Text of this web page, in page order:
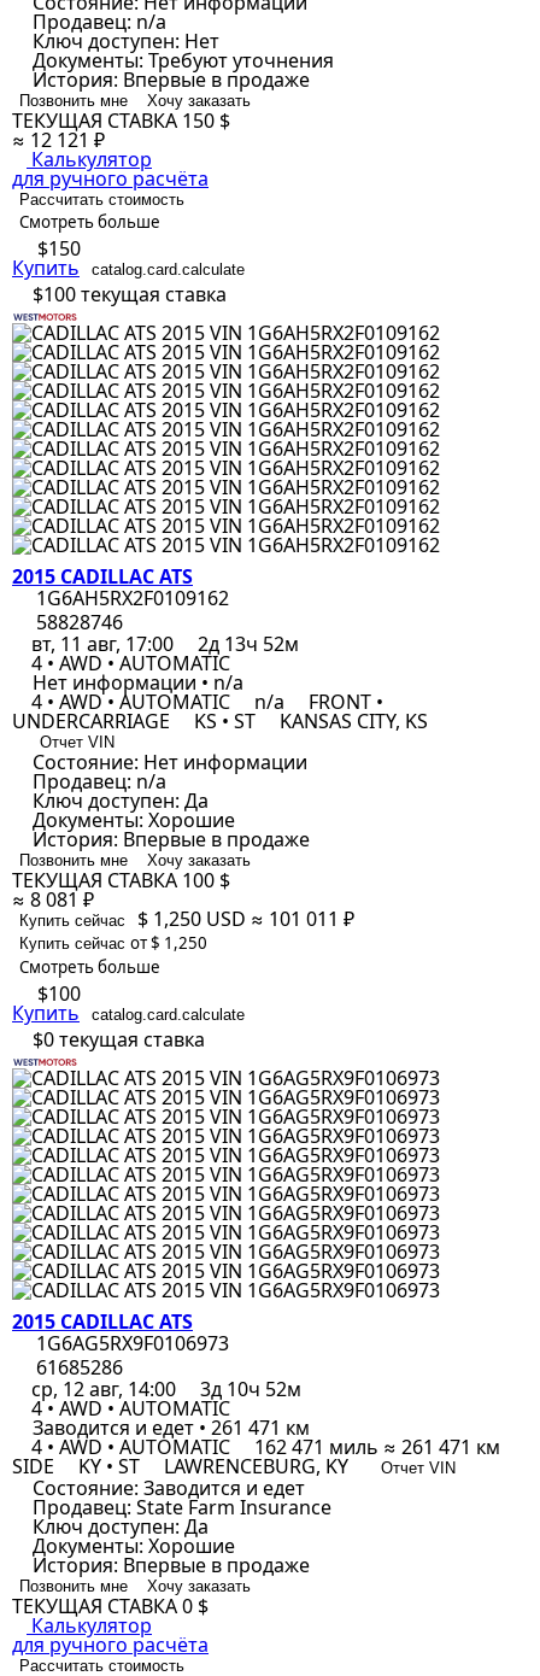
Продавец: n/a
Ключ доступен: Нет
Документы: Требуют уточнения
История: Впервые в продаже
Позвонить мне Хочу заказать
ТЕКУЩАЯ СТАВКА 150 $
≈ 12 121 ₽
Калькулятор
для ручного расчёта
Рассчитать стоимость
Смотреть больше
$150
Купить catalog.card.calculate
$100текущая ставка
2015 CADILLAC ATS
1G6AH5RX2F0109162
58828746
вт, 11 авг, 17:00
2д 13ч 52м
4 • AWD • AUTOMATIC
Нет информации • n/a
4 • AWD • AUTOMATIC n/a FRONT •
UNDERCARRIAGE KS • ST KANSAS CITY, KS
Отчет VIN
Состояние: Нет информации
Продавец: n/a
Ключ доступен: Да
Документы: Хорошие
История: Впервые в продаже
Позвонить мне Хочу заказать
ТЕКУЩАЯ СТАВКА 100 $
≈ 8 081 ₽
Купить сейчас $ 1,250 USD ≈ 101 011 ₽
Купить сейчас от $ 1,250
Смотреть больше
$100
Купить catalog.card.calculate
$0текущая ставка
2015 CADILLAC ATS
1G6AG5RX9F0106973
61685286
ср, 12 авг, 14:00
3д 10ч 52м
4 • AWD • AUTOMATIC
Заводится и едет • 261 471 км
4 • AWD • AUTOMATIC 162 471 миль ≈ 261 471 км
SIDE KY • ST LAWRENCEBURG, KY Отчет VIN
Состояние: Заводится и едет
Продавец: State Farm Insurance
Ключ доступен: Да
Документы: Хорошие
История: Впервые в продаже
Позвонить мне Хочу заказать
ТЕКУЩАЯ СТАВКА0 $
Калькулятор
для ручного расчёта
Рассчитать стоимость